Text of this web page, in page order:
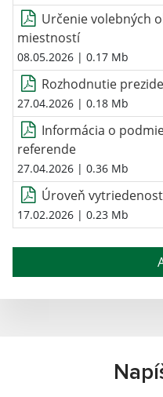
Určenie volebných
miestností
08.05.2026 | 0.17 Mb
Rozhodnutie
27.04.2026 | 0.18 Mb
Informácia o
referende
27.04.2026 | 0.36 Mb
Úroveň
17.02.2026 | 0.23 Mb